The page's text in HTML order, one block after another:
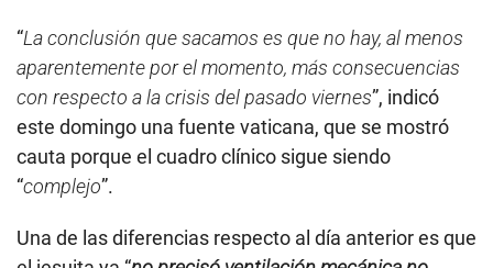
“La conclusión que sacamos es que no hay, al menos
aparentemente por el momento, más consecuencias
con respecto a la crisis del pasado viernes”, indicó
este domingo una fuente vaticana, que se mostró
cauta porque el cuadro clínico sigue siendo
“complejo”.
Una de las diferencias respecto al día anterior es que